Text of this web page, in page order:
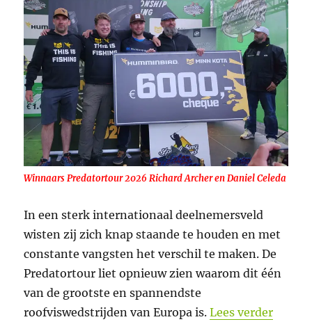
Winnaars Predatortour 2026 Richard Archer en Daniel Celeda
In een sterk internationaal deelnemersveld
wisten zij zich knap staande te houden en met
constante vangsten het verschil te maken. De
Predatortour liet opnieuw zien waarom dit één
van de grootste en spannendste
roofviswedstrijden van Europa is.Lees verder